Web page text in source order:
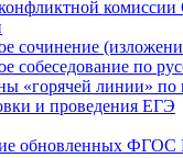
комиссии
сочинение
собеседование по
«горячей линии» по
и проведения ЕГЭ
обновленных